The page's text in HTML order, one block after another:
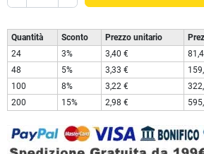
Quantità Sconto Prezzo unitario
24
3% 3,40 €
48
5% 3,33 €
100
8% 3,22 €
200
15% 2,98 €